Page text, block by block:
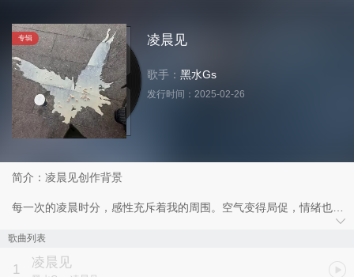
专辑 凌晨见
歌手： 黑水Gs
发行时间： 2025-02-26
简介：凌晨见创作背景
每一次的凌晨时分，感性充斥着我的周围。空气变得局促，情绪也异
常的敏感。精神的内耗充斥着我的周围。想要去表达，却不知从何说
起。那么就唱给你听。。。。
歌曲列表
1 凌晨见